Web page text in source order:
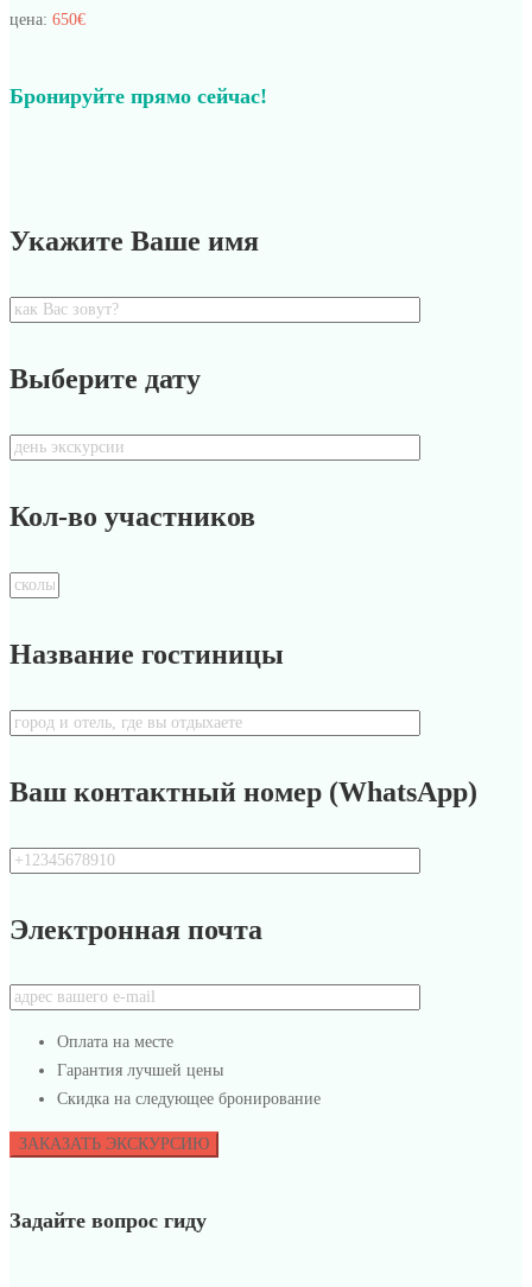
цена: 650€
Бронируйте прямо сейчас!
Укажите Ваше имя
Выберите дату
Кол-во участников
Название гостиницы
Ваш контактный номер (WhatsApp)
Электронная почта
Оплата на месте
Гарантия лучшей цены
Скидка на следующее бронирование
Задайте вопрос гиду